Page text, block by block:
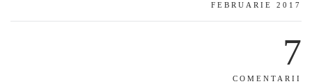
FEBRUARIE 2017
7
COMENTARII